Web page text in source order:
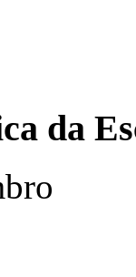
da